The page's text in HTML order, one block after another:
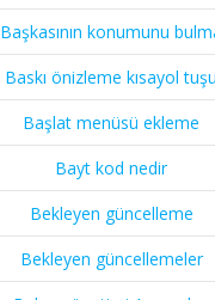
Başkasının konumunu
Baskı önizleme kısayol tuşu
Başlat menüsü ekleme
Bayt kod nedir
Bekleyen güncelleme
Bekleyen güncellemeler